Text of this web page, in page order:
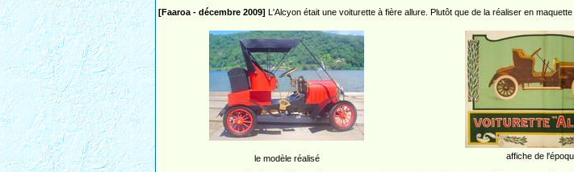
[Faaroa - décembre 2009] L'Alcyon était une voiturette à fière allure. Plutôt que de la réaliser en
le modèle réalisé affiche de